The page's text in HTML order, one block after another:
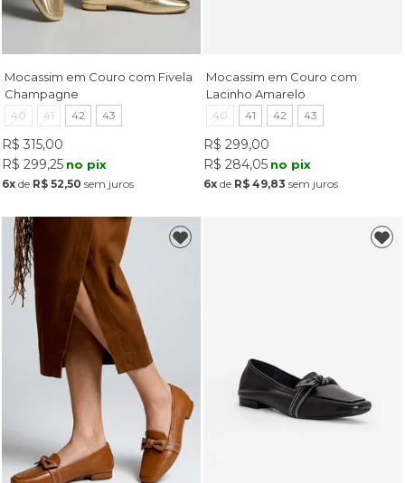
Mocassim em Couro com Fivela
Champagne
40 41 42 43
R$ 315,00
R$ 299,25 no pix
6xde R$ 52,50 sem juros
Mocassim em Couro com
Lacinho Amarelo
40 41 42 43
R$ 299,00
R$ 284,05 no pix
6x de R$ 49,83 sem juros